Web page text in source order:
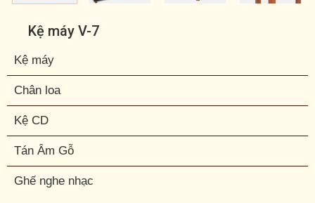
Kệ máy V-7
Kệ máy
Chân loa
Kệ CD
Tán Âm Gỗ
Ghế nghe nhạc